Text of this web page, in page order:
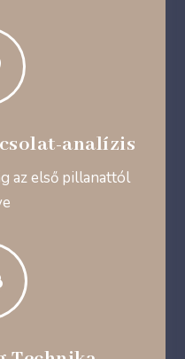
analízis
az első pillanattól